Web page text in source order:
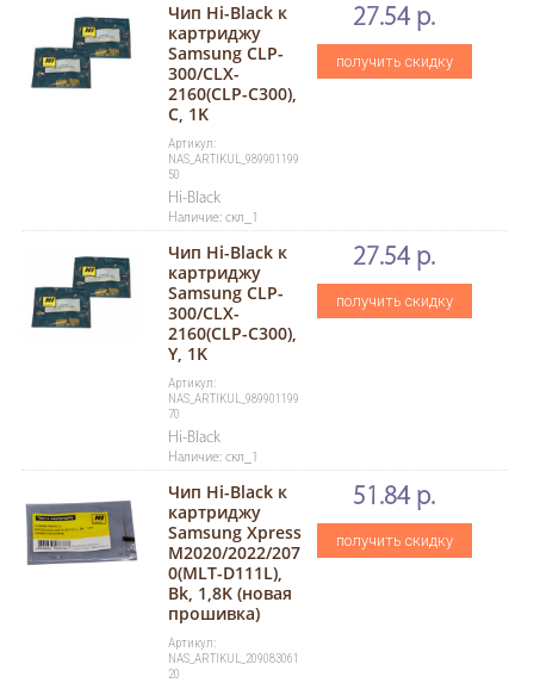
Чип Hi-Black к
картриджу
Samsung CLP-
300/CLX-
2160(CLP-C300),
C, 1K
Артикул:
NAS_ARTIKUL_989901199
50
Hi-Black
Наличие: скл_1
27.54 р.
получить скидку
Чип Hi-Black к
картриджу
Samsung CLP-
300/CLX-
2160(CLP-C300),
Y, 1K
Артикул:
NAS_ARTIKUL_989901199
70
Hi-Black
Наличие: скл_1
27.54 р.
получить скидку
Чип Hi-Black к
картриджу
Samsung Xpress
M2020/2022/207
0(MLT-D111L),
Bk, 1,8K (новая
прошивка)
Артикул:
NAS_ARTIKUL_209083061
20
51.84 р.
получить скидку